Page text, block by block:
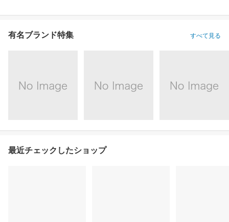
有名ブランド特集 すべて見る
最近チェックしたショップ